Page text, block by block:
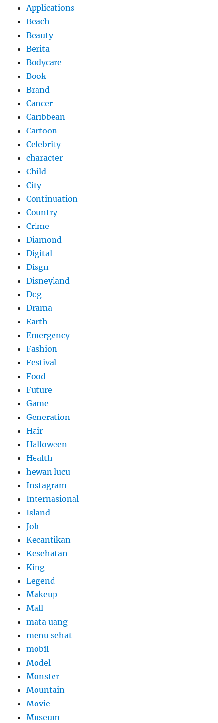
Applications
Beach
Beauty
Berita
Bodycare
Book
Brand
Cancer
Caribbean
Cartoon
Celebrity
character
Child
City
Continuation
Country
Crime
Diamond
Digital
Disgn
Disneyland
Dog
Drama
Earth
Emergency
Fashion
Festival
Food
Future
Game
Generation
Hair
Halloween
Health
hewan lucu
Instagram
Internasional
Island
Job
Kecantikan
Kesehatan
King
Legend
Makeup
Mall
mata uang
menu sehat
mobil
Model
Monster
Mountain
Movie
Museum